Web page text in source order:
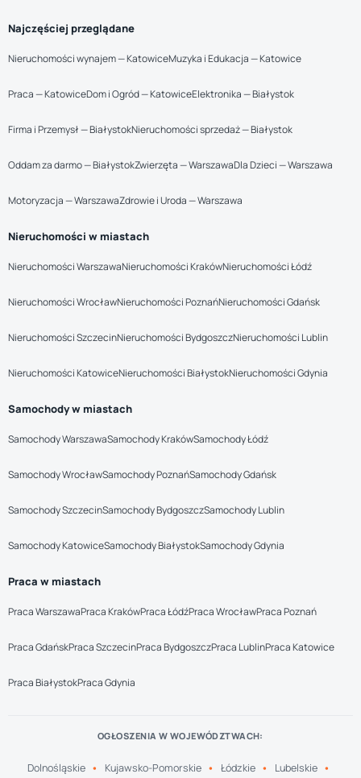
Najczęściej przeglądane
Nieruchomości wynajem — KatowiceMuzyka i Edukacja — Katowice
Praca — KatowiceDom i Ogród — KatowiceElektronika — Białystok
Firma i Przemysł — BiałystokNieruchomości sprzedaż — Białystok
Oddam za darmo — BiałystokZwierzęta — WarszawaDla Dzieci — Warszawa
Motoryzacja — WarszawaZdrowie i Uroda — Warszawa
Nieruchomości w miastach
Nieruchomości WarszawaNieruchomości KrakówNieruchomości Łódź
Nieruchomości WrocławNieruchomości PoznańNieruchomości Gdańsk
Nieruchomości SzczecinNieruchomości BydgoszczNieruchomości Lublin
Nieruchomości KatowiceNieruchomości BiałystokNieruchomości Gdynia
Samochody w miastach
Samochody WarszawaSamochody KrakówSamochody Łódź
Samochody WrocławSamochody PoznańSamochody Gdańsk
Samochody SzczecinSamochody BydgoszczSamochody Lublin
Samochody KatowiceSamochody BiałystokSamochody Gdynia
Praca w miastach
Praca WarszawaPraca KrakówPraca ŁódźPraca WrocławPraca Poznań
Praca GdańskPraca SzczecinPraca BydgoszczPraca LublinPraca Katowice
Praca BiałystokPraca Gdynia
OGŁOSZENIA W WOJEWÓDZTWACH:
Dolnośląskie Kujawsko-Pomorskie Łódzkie Lubelskie